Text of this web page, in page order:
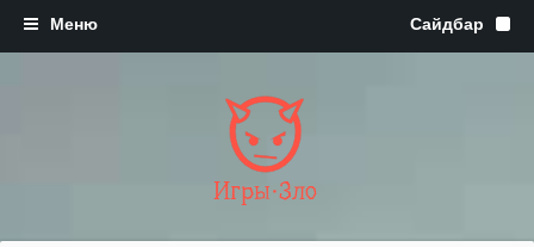
Игры·Зло